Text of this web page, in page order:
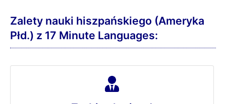
Zalety nauki hiszpańskiego (Ameryka
Płd.) z 17 Minute Languages: